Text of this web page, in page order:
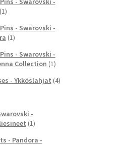
(1)
- Swarovski -
(1)
- Swarovski -
Collection (1)
- Ykköslahjat (4)
-
(1)
- Pandora -